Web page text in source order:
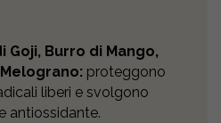
Goji, Burro di Mango,
proteggono
liberi e svolgono
antiossidante.